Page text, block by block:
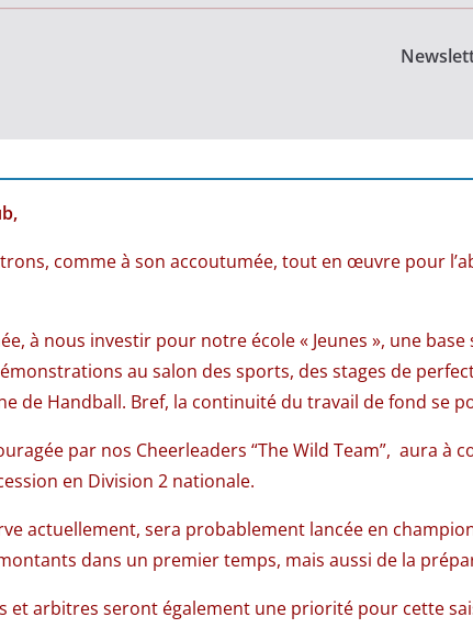
comme à son accoutumée, tout en œuvre pour
à nous investir pour notre école « Jeunes », une
au salon des sports, des stages de
de Handball. Bref, la continuité du travail de fond se
par nos Cheerleaders “The Wild Team”, aura à
en Division 2 nationale.
actuellement, sera probablement lancée en
dans un premier temps, mais aussi de la
et arbitres seront également une priorité pour cette